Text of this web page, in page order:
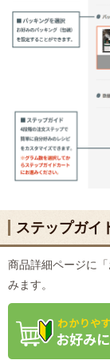
ステップガイ
商品詳細ページに
みます。